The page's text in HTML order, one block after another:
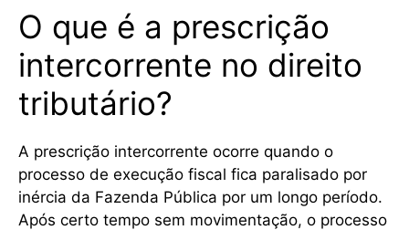
O que é a prescrição
intercorrente no direito
tributário?
A prescrição intercorrente ocorre quando o
processo de execução fiscal fica paralisado por
inércia da Fazenda Pública por um longo período.
Após certo tempo sem movimentação, o processo